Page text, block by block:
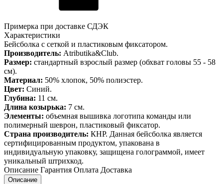
Примерка при доставке СДЭК
Характеристики
Бейсболка с сеткой и пластиковым фиксатором.
Производитель: Atributika&Club.
Размер: стандартный взрослый размер (обхват головы 55 - 58
см).
Материал: 50% хлопок, 50% полиэстер.
Цвет: Синий.
Глубина: 11 см.
Длина козырька: 7 см.
Элементы: объемная вышивка логотипа команды или
полимерный шеврон, пластиковый фиксатор.
Страна производитель: КНР. Данная бейсболка является
сертифицированным продуктом, упакована в
индивидуальную упаковку, защищена голограммой, имеет
уникальный штрихкод.
Описание Гарантия Оплата Доставка
Описание